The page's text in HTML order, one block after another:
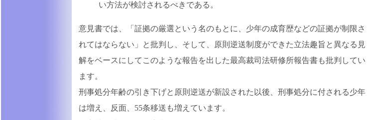
い方法が検討されるべきである。
意見書では、「証拠の厳選という名のもとに、少年の成育歴などの証拠が制限さ
れてはならない」と批判し、そして、原則逆送制度ができた立法趣旨と異なる見
解をベースにしてこのような報告を出した最高裁司法研修所報告書も批判してい
ます。
刑事処分年齢の引き下げと原則逆送が新設された以後、刑事処分に付される少年
は増え、反面、55条移送も増えています。